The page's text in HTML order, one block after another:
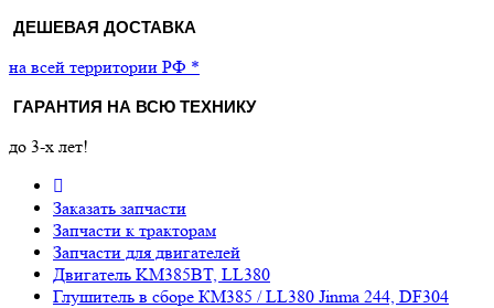
ДЕШЕВАЯ ДОСТАВКА
на всей территории РФ *
ГАРАНТИЯ НА ВСЮ ТЕХНИКУ
до 3-х лет!
Заказать запчасти
Запчасти к тракторам
Запчасти для двигателей
Двигатель KM385BT, LL380
Глушитель в сборе КМ385 / LL380 Jinma 244, DF304